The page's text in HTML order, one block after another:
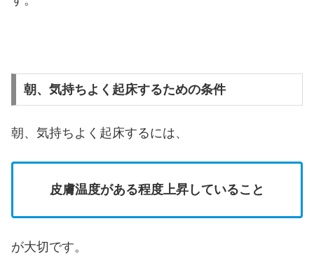
朝、気持ちよく起床するための条件
朝、気持ちよく起床するには、
皮膚温度がある程度上昇していること
が大切です。